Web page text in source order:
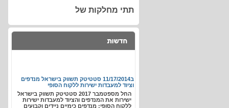
תתי מחלקות של
סטטיטק תשווק בישראל מנדפים
וציוד למעבדות ישירות ללקוח הסופי
החל מספטמבר 2017 סטטיטק תשווק בישראל
ישירות את המנדפים והציוד למעבדות ישירות
ללקוח הסופי: מנדפים כימיים ניידים וקבועים